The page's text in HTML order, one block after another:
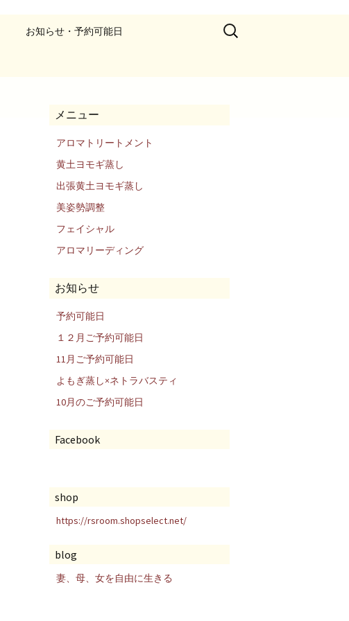
お知らせ・予約可能日
検
索:
メニュー
アロマトリートメント
黄土ヨモギ蒸し
出張黄土ヨモギ蒸し
美姿勢調整
フェイシャル
アロマリーディング
お知らせ
予約可能日
１２月ご予約可能日
11月ご予約可能日
よもぎ蒸し×ネトラバスティ
10月のご予約可能日
Facebook
shop
https://rsroom.shopselect.net/
blog
妻、母、女を自由に生きる